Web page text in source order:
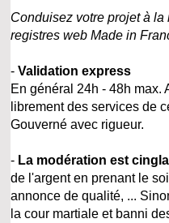
Conduisez votre projet à
registres web Made in
-Validation express
En général 24h - 48h max.
librement des services de
Gouverné avec rigueur.
- La modération est
de l'argent en prenant le
annonce de qualité, ...
la cour martiale et banni